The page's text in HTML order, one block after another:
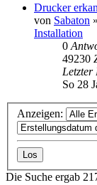
Drucker
von Sabaton »
Installation
0
49230
Letzter
So 28
Anzeigen:
Die Suche ergab